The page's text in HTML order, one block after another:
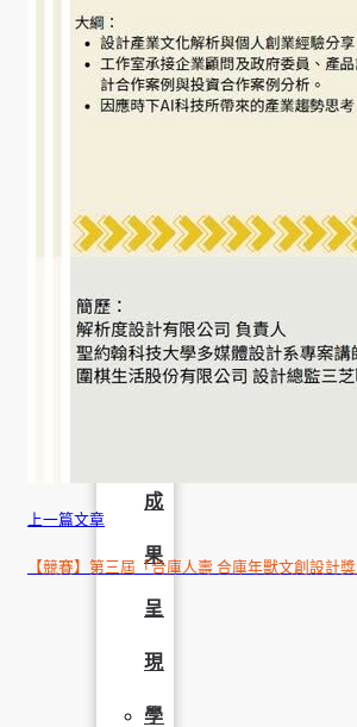
會
USR
區
學
成
果
呈
現
學
上一篇文章
【競賽】第三屆「合庫人壽 合庫年獸文創設計